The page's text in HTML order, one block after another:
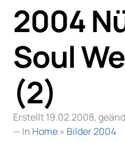
2004
Soul
(2)
Erstellt 19.02.2008,
— In Home» Bilder 2004